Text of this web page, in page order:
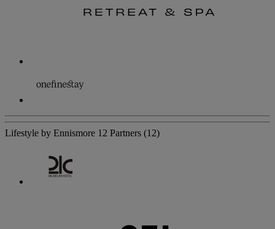
Lifestyle by Ennismore 12 Partners (12)